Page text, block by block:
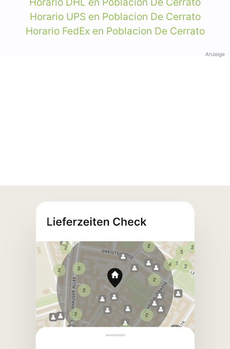
Horario UPS en Poblacion De Cerrato
Horario FedEx en Poblacion De Cerrato
Anzeige